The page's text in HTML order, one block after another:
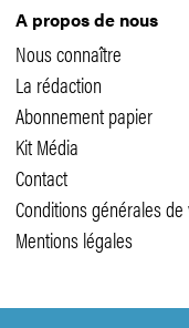
A propos de nous
Nous connaître
La rédaction
Abonnement papier
Kit Média
Contact
Conditions générales
Mentions légales